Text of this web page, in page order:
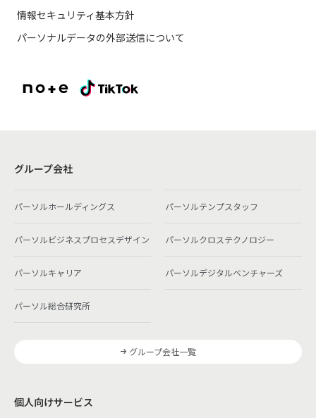
情報セキュリティ基本方針
パーソナルデータの外部送信について
グループ会社
パーソルホールディングス パーソルテンプスタッフ
パーソルビジネスプロセスデザイン パーソルクロステクノロジー
パーソルキャリア パーソルデジタルベンチャーズ
パーソル総合研究所
グループ会社一覧
個人向けサービス